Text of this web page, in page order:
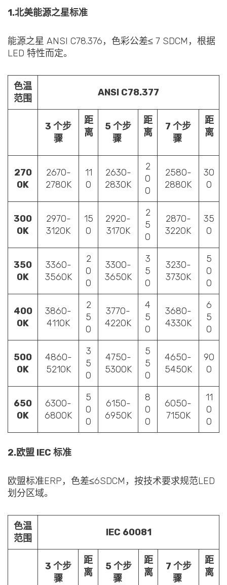
1.北美能源之星标准
能源之星 ANSI C78.376，色彩公差≤ 7 SDCM，根据
LED 特性而定。
色温
范围
ANSI C78.377
3 个步
骤
距
离
5 个步
骤
距
离
7 个步
骤
距
离
270
0K
2670-
2780K
11
0
2630-
2830K
2
0
0
2580-
2880K
30
0
300
0K
2970-
3120K
15
0
2920-
3170K
2
5
0
2870-
3220K
35
0
350
0K
3360-
3560K
2
0
0
3300-
3650K
3
5
0
3230-
3730K
5
0
0
400
0K
3860-
4110K
2
5
0
3770-
4220K
4
5
0
3680-
4330K
6
5
0
500
0K
4860-
5210K
3
5
0
4750-
5300K
5
5
0
4650-
5450K
90
0
650
0K
6300-
6800K
5
0
0
6150-
6950K
8
0
0
6050-
7150K
11
0
0
2.欧盟 IEC 标准
欧盟标准ERP，色差≤6SDCM，按技术要求规范LED
划分区域。
色温
范围
IEC 60081
3 个步
骤
距
离
5 个步
骤
距
离
7 个步
骤
距
离